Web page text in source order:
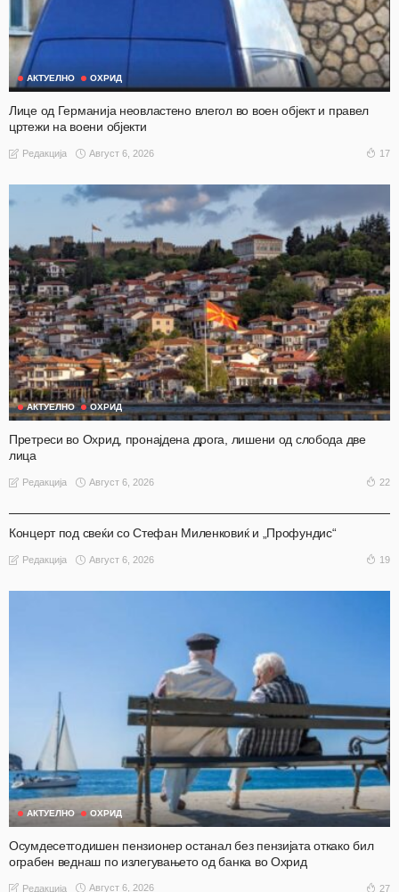
АКТУЕЛНО ОХРИД
Лице од Германија неовластено влегол во воен објект и правел
цртежи на воени објекти
Редакција Август 6, 2026 17
АКТУЕЛНО ОХРИД
Претреси во Охрид, пронајдена дрога, лишени од слобода две
лица
Редакција Август 6, 2026 22
Концерт под свеќи со Стефан Миленковиќ и „Профундис“
Редакција Август 6, 2026 19
АКТУЕЛНО ОХРИД
Осумдесетгодишен пензионер останал без пензијата откако бил
ограбен веднаш по излегувањето од банка во Охрид
Редакција Август 6, 2026 27